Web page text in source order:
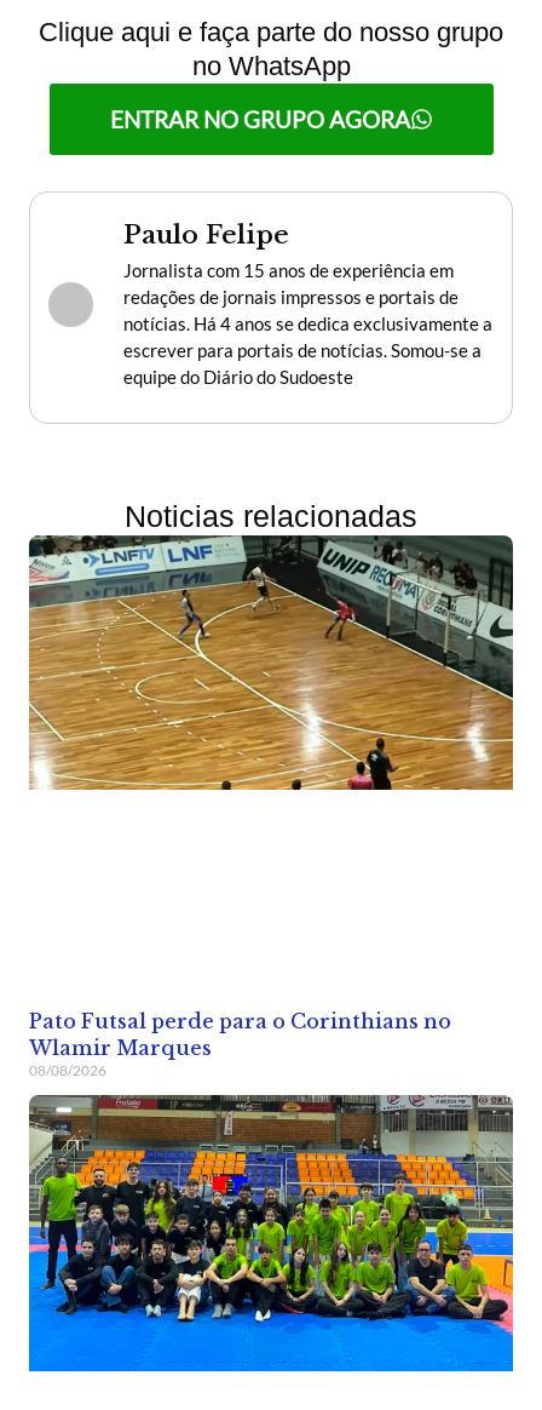
Clique aqui e faça parte do nosso grupo
no WhatsApp
ENTRAR NO GRUPO AGORA
Paulo Felipe
Jornalista com 15 anos de experiência em
redações de jornais impressos e portais de
notícias. Há 4 anos se dedica exclusivamente a
escrever para portais de notícias. Somou-se a
equipe do Diário do Sudoeste
Noticias relacionadas
Pato Futsal perde para o Corinthians no
Wlamir Marques
08/08/2026